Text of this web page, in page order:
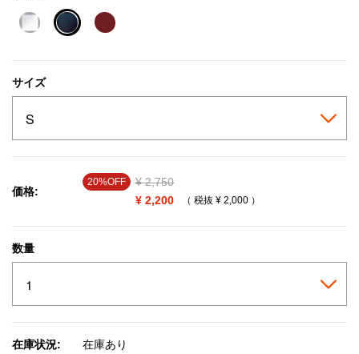
サイズ
価格:
20%OFF Price reduced from
¥ 2,750to
¥ 2,200
（ 税抜 ¥ 2,000 ）
数量
在庫状況: 在庫あり